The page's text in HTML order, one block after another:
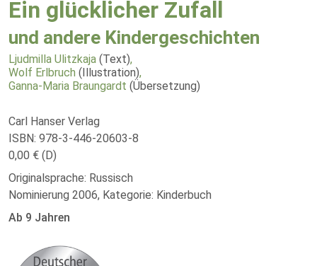
Ein glücklicher Zufall
und andere Kindergeschichten
Ljudmilla Ulitzkaja (Text),
Wolf Erlbruch (Illustration),
Ganna-Maria Braungardt (Übersetzung)
Carl Hanser Verlag
ISBN: 978-3-446-20603-8
0,00 € (D)
Originalsprache: Russisch
Nominierung 2006, Kategorie: Kinderbuch
Ab 9 Jahren